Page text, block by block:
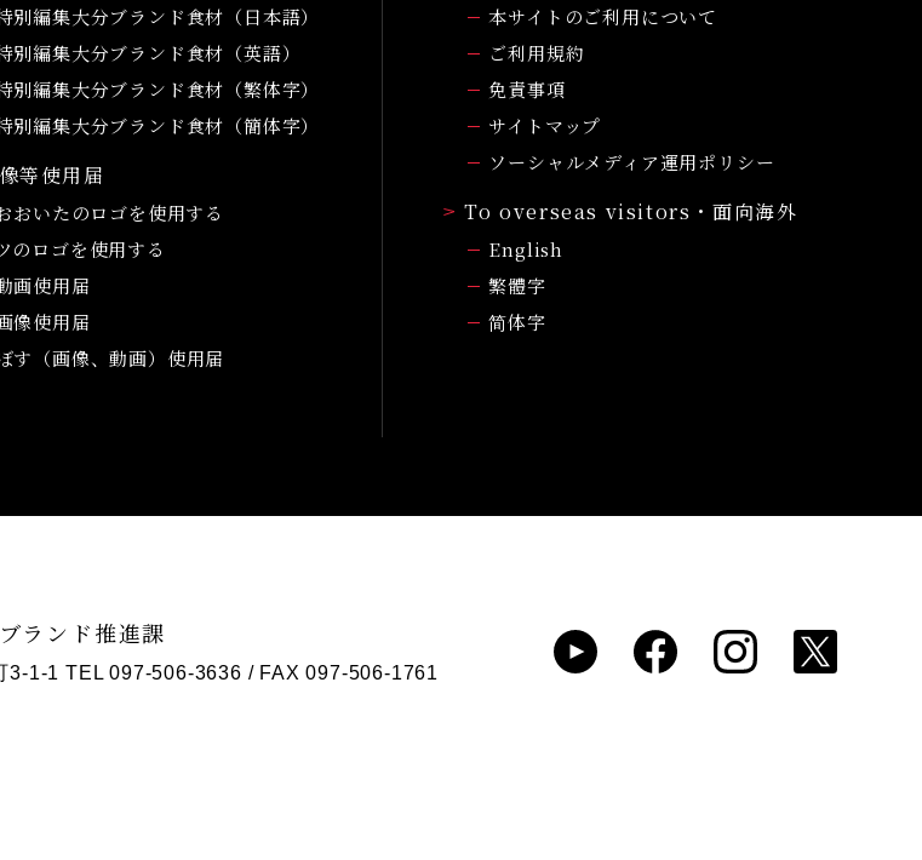
別編集大分ブランド食材（日本語）
別編集大分ブランド食材（英語）
別編集大分ブランド食材（繁体字）
別編集大分ブランド食材（簡体字）
等使用届
おいたのロゴを使用する
のロゴを使用する
画使用届
像使用届
す（画像、動画）使用届
本サイトのご利用について
ご利用規約
免責事項
サイトマップ
ソーシャルメディア運用ポリシー
To overseas visitors・面向海外
English
繁體字
简体字
ランド推進課
3-1-1 TEL 097-506-3636 / FAX 097-506-1761